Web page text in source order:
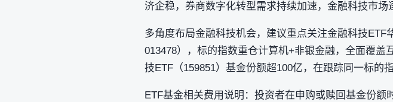
济企稳，券商数字化转型需求持续加速，金融科技市场
多角度布局金融科技机会，建议重点关注金融科技ETF
013478），标的指数重仓计算机+非银金融，全面覆
技ETF（159851）基金份额超100亿，在跟踪同一标的
ETF基金相关费用说明：投资者在申购或赎回基金份额